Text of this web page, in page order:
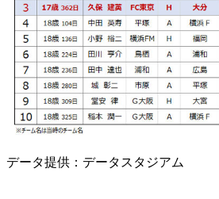
データ提供：データスタジアム